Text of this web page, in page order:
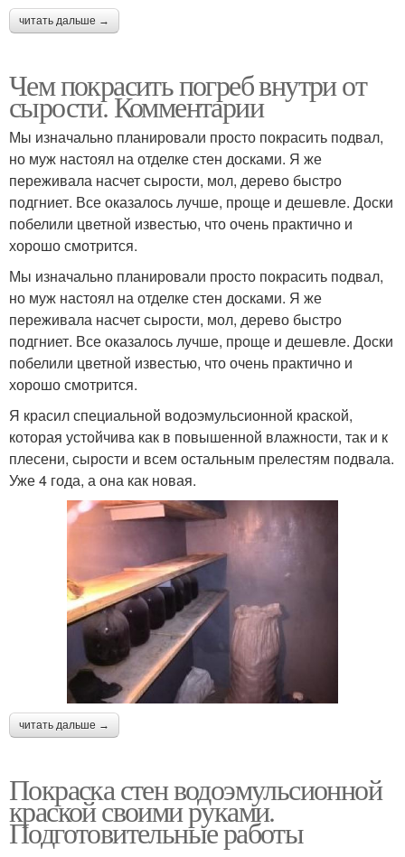
читать дальше →
Чем покрасить погреб внутри от
сырости. Комментарии
Мы изначально планировали просто покрасить подвал,
но муж настоял на отделке стен досками. Я же
переживала насчет сырости, мол, дерево быстро
подгниет. Все оказалось лучше, проще и дешевле. Доски
побелили цветной известью, что очень практично и
хорошо смотрится.
Мы изначально планировали просто покрасить подвал,
но муж настоял на отделке стен досками. Я же
переживала насчет сырости, мол, дерево быстро
подгниет. Все оказалось лучше, проще и дешевле. Доски
побелили цветной известью, что очень практично и
хорошо смотрится.
Я красил специальной водоэмульсионной краской,
которая устойчива как в повышенной влажности, так и к
плесени, сырости и всем остальным прелестям подвала.
Уже 4 года, а она как новая.
читать дальше →
Покраска стен водоэмульсионной
краской своими руками.
Подготовительные работы